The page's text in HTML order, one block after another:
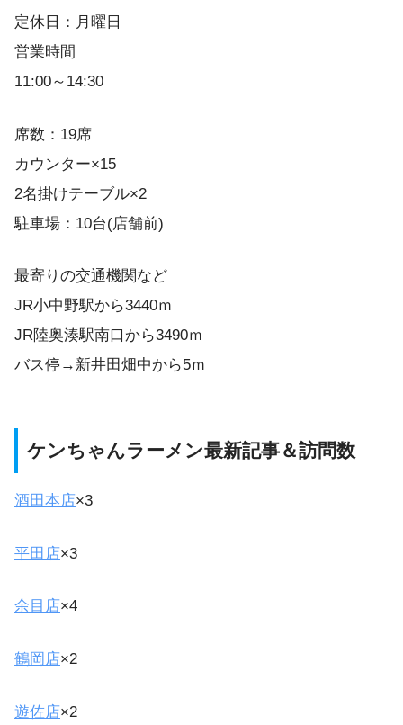
定休日：月曜日
営業時間
11:00～14:30
席数：19席
カウンター×15
2名掛けテーブル×2
駐車場：10台(店舗前)
最寄りの交通機関など
JR小中野駅から3440ｍ
JR陸奥湊駅南口から3490ｍ
バス停→新井田畑中から5ｍ
ケンちゃんラーメン最新記事＆訪問数
酒田本店×3
平田店×3
余目店×4
鶴岡店×2
遊佐店×2